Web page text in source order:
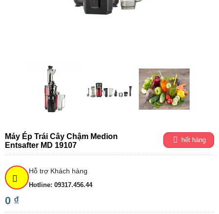
Máy Ép Trái Cây Chậm Medion
Entsafter MD 19107
hết hàng
Hỗ trợ Khách hàng
Hotline: 09317.456.44
0 ₫